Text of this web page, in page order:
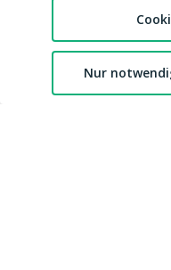
Nur